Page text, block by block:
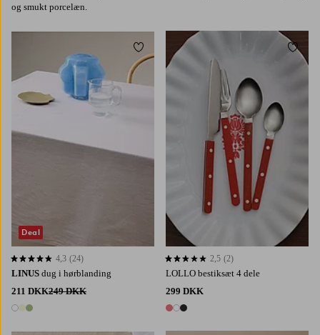
og smukt porcelæn.
LINUS dug i hørblanding
211 DKK249 DKK
3 farver
4,3 baseret på 24 bedømmelser
4,3 (24)
Deal
Tilføj til favoritter
145200 300
LOLLO bestiksæt 4 dele
299 DKK
3 farver
2,5 baseret på 2 bedømmelser
2,5 (2)
Tilføj